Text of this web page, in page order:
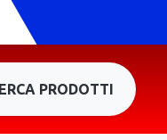
PRODOTTI